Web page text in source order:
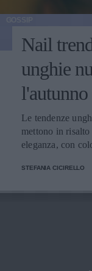
Nail
unghie
Le tendenze
mettono in
eleganza, con
STEFANIA CICIRELLO